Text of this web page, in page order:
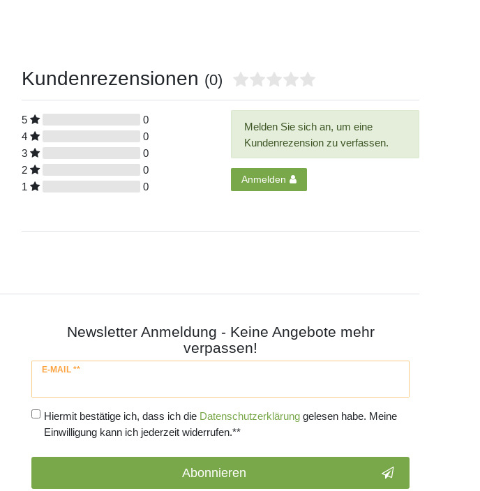
Kundenrezensionen (0)
5
0
4
0
3
0
2
0
1
0
Melden Sie sich an, um eine
Kundenrezension zu verfassen.
Anmelden
Newsletter Anmeldung - Keine Angebote mehr
verpassen!
E-MAIL **
Newsletter
Hiermit bestätige ich, dass ich die Daten­schutz­erklärunggelesen habe. Meine
Einwilligung kann ich jederzeit widerrufen.**
Abonnieren